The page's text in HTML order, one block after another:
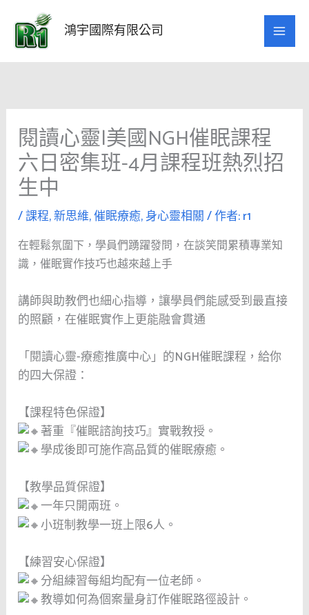
要
鴻宇國際有限公司
閱讀心靈|美國NGH催眠課程
六日密集班-4月課程班熱烈招
生中
/課程,新思維,催眠療癒,身心靈相關/ 作者:r1
在輕鬆氛圍下，學員們踴躍發問，在談笑間累積專業知
識，催眠實作技巧也越來越上手
講師與助教們也細心指導，讓學員們能感受到最直接
的照顧，在催眠實作上更能融會貫通
「閱讀心靈-療癒推廣中心」的NGH催眠課程，給你
的四大保證：
【課程特色保證】
著重『催眠諮詢技巧』實戰教授。
學成後即可施作高品質的催眠療癒。
【教學品質保證】
一年只開兩班。
小班制教學一班上限6人。
【練習安心保證】
分組練習每組均配有一位老師。
教導如何為個案量身訂作催眠路徑設計。